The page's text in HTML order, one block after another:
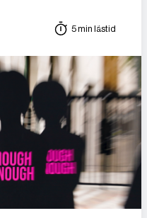
5 min lästid